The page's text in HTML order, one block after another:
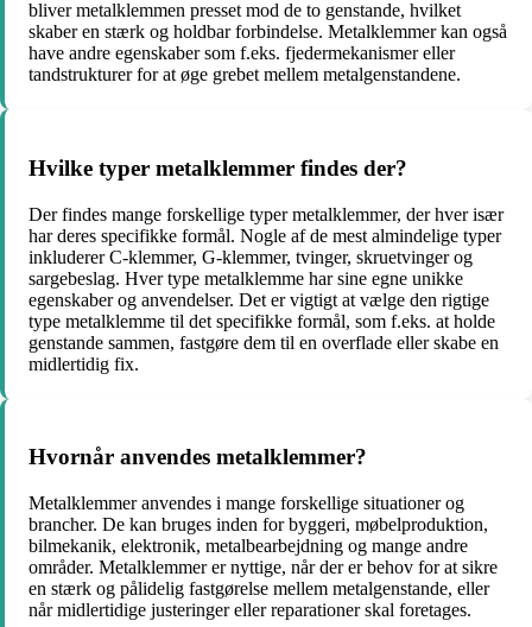
bliver metalklemmen presset mod de to genstande, hvilket
skaber en stærk og holdbar forbindelse. Metalklemmer kan også
have andre egenskaber som f.eks. fjedermekanismer eller
tandstrukturer for at øge grebet mellem metalgenstandene.
Hvilke typer metalklemmer findes der?
Der findes mange forskellige typer metalklemmer, der hver især
har deres specifikke formål. Nogle af de mest almindelige typer
inkluderer C-klemmer, G-klemmer, tvinger, skruetvinger og
sargebeslag. Hver type metalklemme har sine egne unikke
egenskaber og anvendelser. Det er vigtigt at vælge den rigtige
type metalklemme til det specifikke formål, som f.eks. at holde
genstande sammen, fastgøre dem til en overflade eller skabe en
midlertidig fix.
Hvornår anvendes metalklemmer?
Metalklemmer anvendes i mange forskellige situationer og
brancher. De kan bruges inden for byggeri, møbelproduktion,
bilmekanik, elektronik, metalbearbejdning og mange andre
områder. Metalklemmer er nyttige, når der er behov for at sikre
en stærk og pålidelig fastgørelse mellem metalgenstande, eller
når midlertidige justeringer eller reparationer skal foretages.